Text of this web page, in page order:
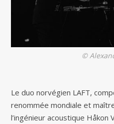
©
Le duo norvégien LAFT,
renommée mondiale et
l’ingénieur acoustique Håkon